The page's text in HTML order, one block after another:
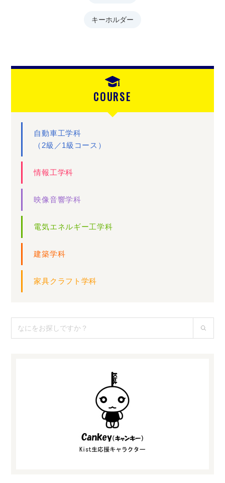
キーホルダー
COURSE
自動車工学科
（2級／1級コース）
情報工学科
映像音響学科
電気エネルギー工学科
建築学科
家具クラフト学科